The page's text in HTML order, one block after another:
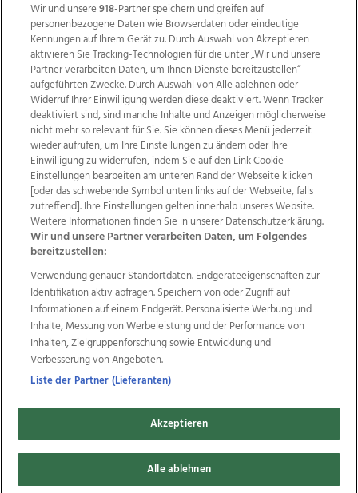
Wir über uns Mediadaten Kontakt
Jobs
Datenschutz
Impressum
AGB Anzeigekunden
AGB Website
Ehrenkodex Politische Werbung
Weitere Angebote des Medienhauses Wimmer
TV1 di-mog-i.at OÖNow
Ischler Woche
Life Radio
OÖNachrichten
OÖN Immobilien
OÖN Karriere
OÖN Reise
Promenaden Galerien
Regionaljobs
wasistlos.at wirtrauern.at
Copyrights © 2026 Tips Zeitungs GmbH & Co KG
developed by
Wir und unsere918-Partner speichern und greifen auf
personenbezogene Daten wie Browserdaten oder eindeutige
Kennungen auf Ihrem Gerät zu. Durch Auswahl von Akzeptieren
aktivieren Sie Tracking-Technologien für die unter „Wir und unsere
Partner verarbeiten Daten, um Ihnen Dienste bereitzustellen“
aufgeführten Zwecke. Durch Auswahl von Alle ablehnen oder
Widerruf Ihrer Einwilligung werden diese deaktiviert. Wenn Tracker
deaktiviert sind, sind manche Inhalte und Anzeigen möglicherweise
nicht mehr so relevant für Sie. Sie können dieses Menü jederzeit
wieder aufrufen, um Ihre Einstellungen zu ändern oder Ihre
Einwilligung zu widerrufen, indem Sie auf den Link Cookie
Einstellungen bearbeiten am unteren Rand der Webseite klicken
[oder das schwebende Symbol unten links auf der Webseite, falls
zutreffend]. Ihre Einstellungen gelten innerhalb unseres Website.
Weitere Informationen finden Sie in unserer Datenschutzerklärung.
Wir und unsere Partner verarbeiten Daten, um Folgendes
bereitzustellen:
Verwendung genauer Standortdaten. Endgeräteeigenschaften zur
Identifikation aktiv abfragen. Speichern von oder Zugriff auf
Informationen auf einem Endgerät. Personalisierte Werbung und
Inhalte, Messung von Werbeleistung und der Performance von
Inhalten, Zielgruppenforschung sowie Entwicklung und
Verbesserung von Angeboten.
Liste der Partner (Lieferanten)
Akzeptieren
Alle ablehnen